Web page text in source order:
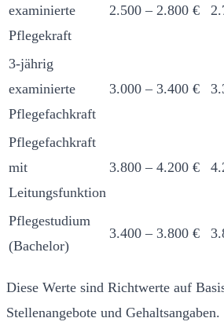
examinierte
Pflegekraft
2.500 – 2.800 €
3-jährig
examinierte
Pflegefachkraft
3.000 – 3.400 €
Pflegefachkraft
mit
Leitungsfunktion
3.800 – 4.200 €
Pflegestudium
(Bachelor)
3.400 – 3.800 €
Diese Werte sind Richtwerte auf
Stellenangebote und